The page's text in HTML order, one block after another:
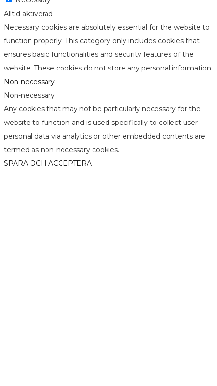
Alltid aktiverad
Necessary cookies are absolutely essential for the website to
function properly. This category only includes cookies that
ensures basic functionalities and security features of the
website. These cookies do not store any personal information.
Non-necessary
Non-necessary
Any cookies that may not be particularly necessary for the
website to function and is used specifically to collect user
personal data via analytics or other embedded contents are
termed as non-necessary cookies.
SPARA OCH ACCEPTERA